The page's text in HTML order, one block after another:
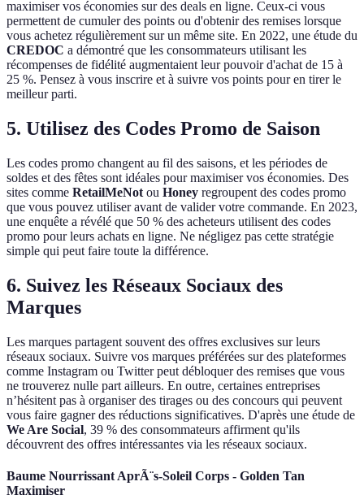
maximiser vos économies sur des deals en ligne. Ceux-ci vous
permettent de cumuler des points ou d'obtenir des remises lorsque
vous achetez régulièrement sur un même site. En 2022, une étude du
CREDOC a démontré que les consommateurs utilisant les
récompenses de fidélité augmentaient leur pouvoir d'achat de 15 à
25 %. Pensez à vous inscrire et à suivre vos points pour en tirer le
meilleur parti.
5. Utilisez des Codes Promo de Saison
Les codes promo changent au fil des saisons, et les périodes de
soldes et des fêtes sont idéales pour maximiser vos économies. Des
sites comme RetailMeNot ou Honey regroupent des codes promo
que vous pouvez utiliser avant de valider votre commande. En 2023,
une enquête a révélé que 50 % des acheteurs utilisent des codes
promo pour leurs achats en ligne. Ne négligez pas cette stratégie
simple qui peut faire toute la différence.
6. Suivez les Réseaux Sociaux des
Marques
Les marques partagent souvent des offres exclusives sur leurs
réseaux sociaux. Suivre vos marques préférées sur des plateformes
comme Instagram ou Twitter peut débloquer des remises que vous
ne trouverez nulle part ailleurs. En outre, certaines entreprises
n’hésitent pas à organiser des tirages ou des concours qui peuvent
vous faire gagner des réductions significatives. D'après une étude de
We Are Social, 39 % des consommateurs affirment qu'ils
découvrent des offres intéressantes via les réseaux sociaux.
Baume Nourrissant AprÃ¨s-Soleil Corps - Golden Tan
Maximiser